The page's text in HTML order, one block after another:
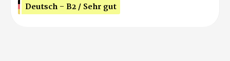
Deutsch - B2 / Sehr gut